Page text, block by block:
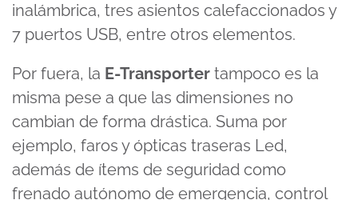
inalámbrica, tres asientos calefaccionados y
7 puertos USB, entre otros elementos.
Por fuera, la E-Transporter tampoco es la
misma pese a que las dimensiones no
cambian de forma drástica. Suma por
ejemplo, faros y ópticas traseras Led,
además de ítems de seguridad como
frenado autónomo de emergencia, control